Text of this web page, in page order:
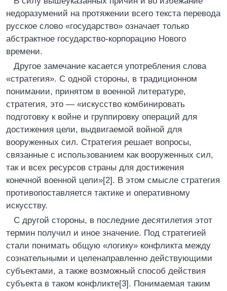
недоразумений на протяжении всего текста перевода
русское слово «государство» означает только
абстрактное государство-корпорацию Нового
времени.
Другое замечание касается употребления слова
«стратегия». С одной стороны, в традиционном
понимании, принятом в военной литературе,
стратегия, это — «искусство комбинировать
подготовку к войне и группировку операций для
достижения цели, выдвигаемой войной для
вооруженных сил. Стратегия решает вопросы,
связанные с использованием как вооруженных сил,
так и всех ресурсов страны для достижения
конечной военной цели»[2]. В этом смысле стратегия
противопоставляется тактике и оперативному
искусству.
С другой стороны, в последние десятилетия этот
термин получил и иное значение. Под стратегией
стали понимать общую «логику» конфликта между
сознательными и целенаправленно действующими
субъектами, а также возможный способ действия
субъекта в таком конфликте[3]. Понимаемая таким